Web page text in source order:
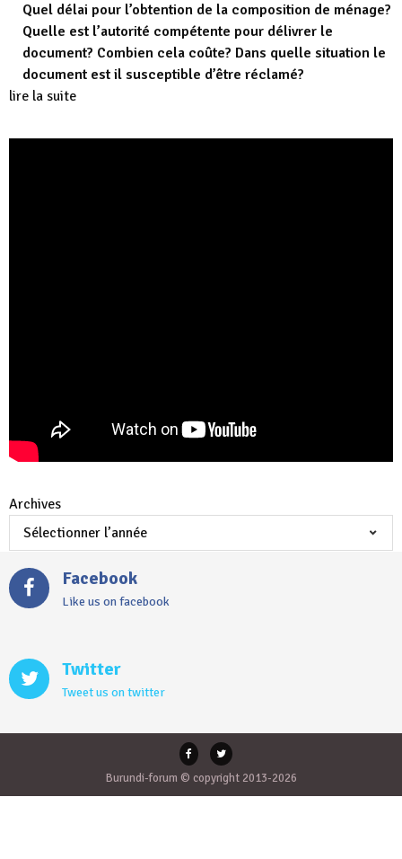
Quel délai pour l’obtention de la composition de ménage?
Quelle est l’autorité compétente pour délivrer le
document? Combien cela coûte? Dans quelle situation le
document est il susceptible d’être réclamé?
lire la suite
Archives
Facebook
Like us on facebook
Twitter
Tweet us on twitter
Burundi-forum © copyright 2013-2026